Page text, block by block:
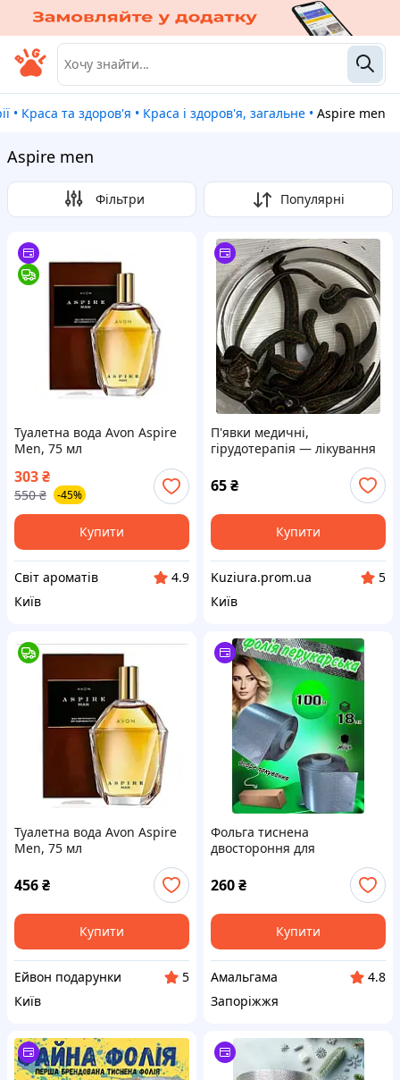
• Краса та здоров'я • Краса і здоров'я, загальне • Aspire men
Aspire men
Фільтри Популярні
Туалетна вода Avon Aspire
Men, 75 мл
303₴
550 ₴ -45%
Купити
Світ ароматів
4.9
Київ
П'явки медичні,
гірудотерапія — лікування
65₴
Купити
Kuziura.prom.ua
5
Київ
Туалетна вода Avon Aspire
Men, 75 мл
456₴
Купити
Ейвон подарунки
5
Київ
Фольга тиснена
двостороння для
фарбування волосся 14 см
100 м 18 мк МІЦНА
260₴
Купити
Амальгама
4.8
Запоріжжя